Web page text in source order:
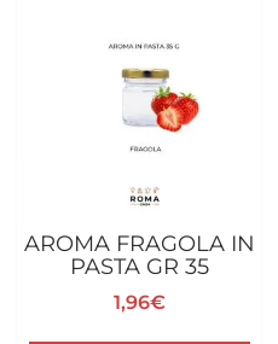
AROMA FRAGOLA IN
PASTA GR 35
1,96€